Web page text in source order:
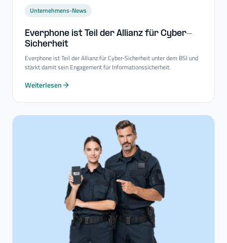
Unternehmens-News
Everphone ist Teil der Allianz für Cyber-​
Sicherheit
Everphone ist Teil der Allianz für Cyber-Sicherheit unter dem BSI und
stärkt damit sein Engagement für Informationssicherheit.
Weiterlesen